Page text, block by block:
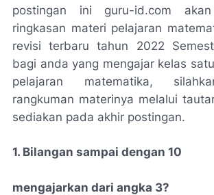
postingan ini guru-id.com akan
ringkasan materi pelajaran
revisi terbaru tahun 2022
bagi anda yang mengajar kelas
pelajaran matematika,
rangkuman materinya melalui
sediakan pada akhir postingan.
1. Bilangan sampai dengan 10
mengajarkan dari angka 3?